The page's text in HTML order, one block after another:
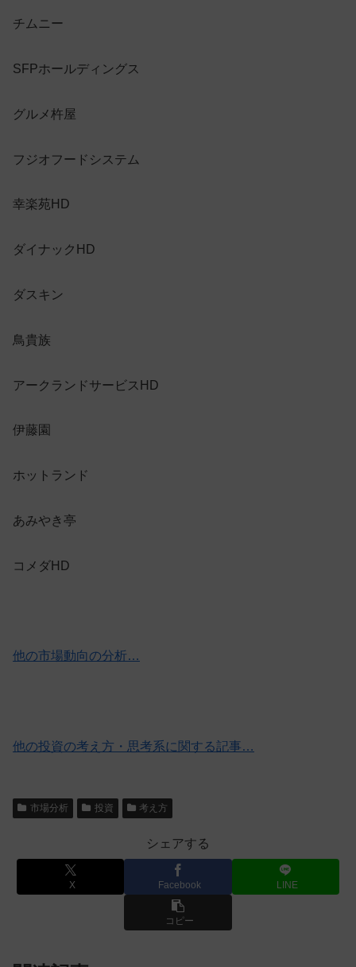
チムニー
SFPホールディングス
グルメ杵屋
フジオフードシステム
幸楽苑HD
ダイナックHD
ダスキン
鳥貴族
アークランドサービスHD
伊藤園
ホットランド
あみやき亭
コメダHD
他の市場動向の分析…
他の投資の考え方・思考系に関する記事…
市場分析 投資 考え方
シェアする
X Facebook LINE
コピー